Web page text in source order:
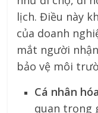
lịch. Điều này
của doanh
mắt người
bảo vệ môi
Cá nhân
quan trọng